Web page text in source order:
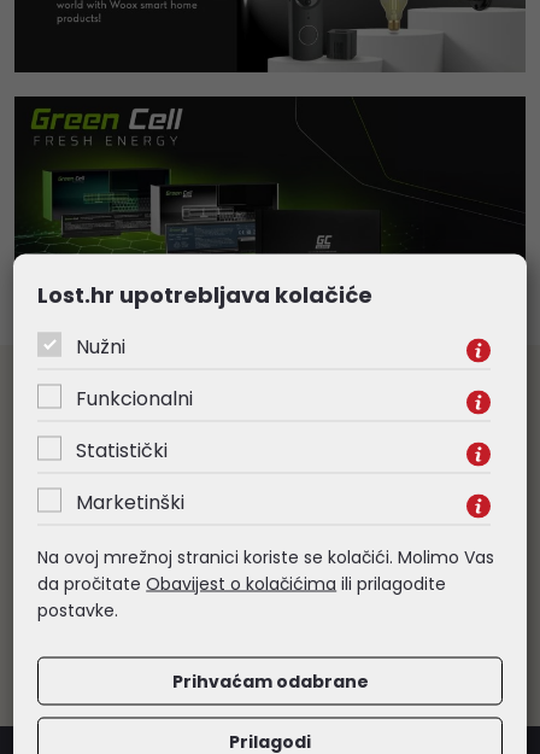
Veleprodaja informatičke opreme
Prodaju vršimo isključivo pravnim osobama. Samo za daljnju
prodaju odobravamo rabate od 5 - 20% ovisno o grupi
proizvoda. Sve navedene cijene su veleprodajne, bez PDV-a.
Besplatna dostava
Za narudžbe veće od 265,00€ (bez PDV-a), organiziramo
besplatnu dostavu robe. Izuzetak su komunikacijski ormari i
pošiljke.
Lost.hr upotrebljava kolačiće
Nužni
Funkcionalni
Statistički
Marketinški
Na ovoj mrežnoj stranici koriste se kolačići. Molimo Vas
da pročitateObavijest o kolačićima ili prilagodite
postavke.
Prihvaćam odabrane
Prilagodi